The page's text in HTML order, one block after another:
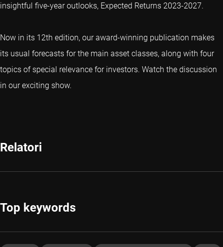
insightful five-year outlooks, Expected Returns 2023-2027.
Now in its 12th edition, our award-winning publication makes
its usual forecasts for the main asset classes, along with four
topics of special relevance for investors. Watch the discussion
in our exciting show.
Relatori
Top keywords